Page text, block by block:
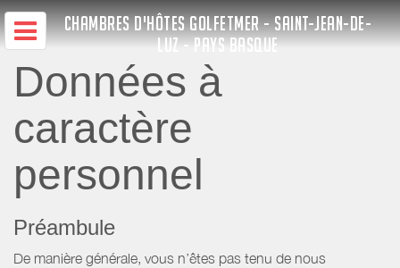
CHAMBRES D'HÔTES GOLFETMER - SAINT-JEAN-DE-
LUZ - PAYS BASQUE
Données à
caractère
personnel
Préambule
De manière générale, vous n’êtes pas tenu de nous